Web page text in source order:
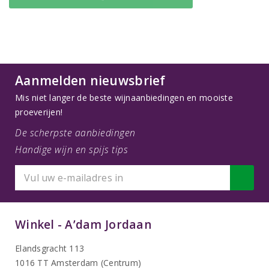
Aanmelden nieuwsbrief
Mis niet langer de beste wijnaanbiedingen en mooiste
proeverijen!
De scherpste aanbiedingen
Handige wijn en spijs tips
Winkel - A’dam Jordaan
Elandsgracht 113
1016 TT Amsterdam (Centrum)